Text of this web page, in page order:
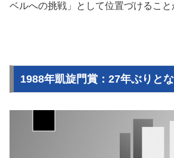
ベルへの挑戦」として位置づけること
1988年凱旋門賞：27年ぶりと